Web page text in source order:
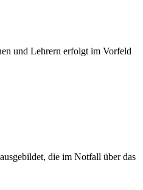
und Lehrern erfolgt im Vorfeld
die im Notfall über das